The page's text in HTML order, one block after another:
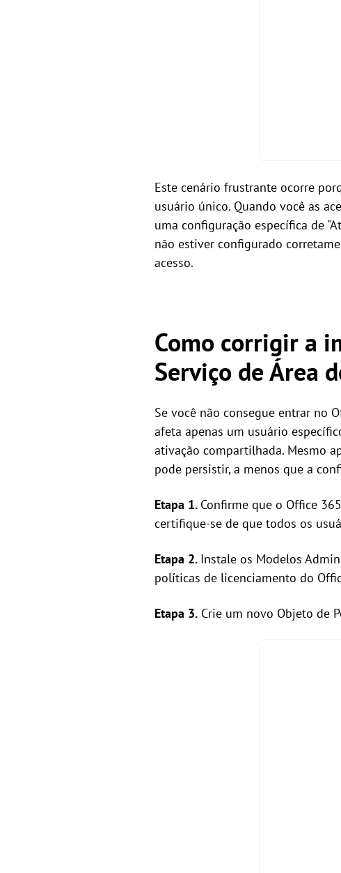
Este cenário frustrante ocorre
usuário único. Quando você as
uma configuração específica de
não estiver configurado
acesso.
Como corrigir a
Serviço de Área
Se você não consegue entrar no
afeta apenas um usuário
ativação compartilhada. Mesmo
pode persistir, a menos que a
Etapa 1. Confirme que o Office
certifique-se de que todos os
Etapa 2. Instale os Modelos
políticas de licenciamento do
Etapa 3. Crie um novo Objeto de